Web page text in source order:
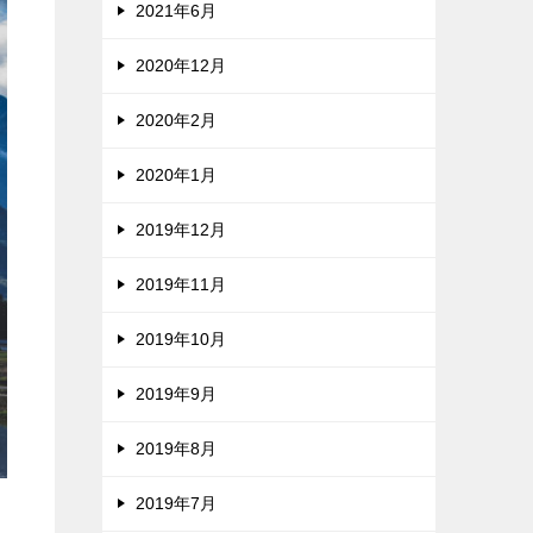
2021年6月
2020年12月
2020年2月
2020年1月
2019年12月
2019年11月
2019年10月
2019年9月
2019年8月
2019年7月